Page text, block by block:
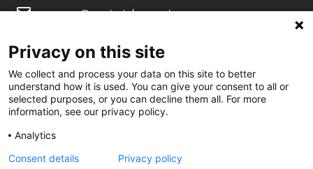
spccc@spcgtcatalunya.cat
935 120 481
@CGTCatalunya
cgtcatalunya
CGTCatalunya
Privacy on this site
We collect and process your data on this site to better
understand how it is used. You can give your consent to all or
selected purposes, or you can decline them all. For more
information, see our privacy policy.
Analytics
Consent details
Privacy policy